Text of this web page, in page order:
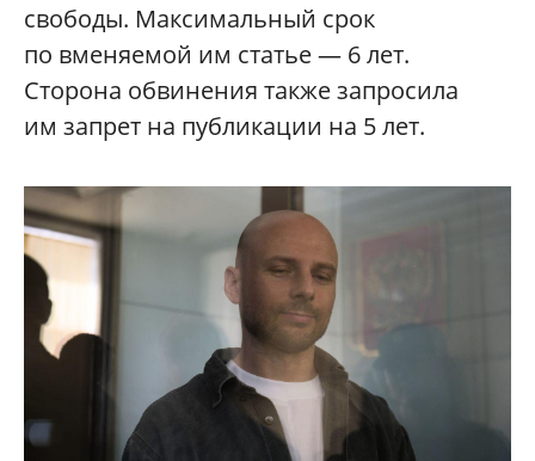
свободы. Максимальный срок
по вменяемой им статье — 6 лет.
Сторона обвинения также запросила
им запрет на публикации на 5 лет.